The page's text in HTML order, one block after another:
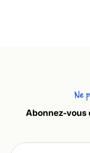
Ne
Abonnez-vous